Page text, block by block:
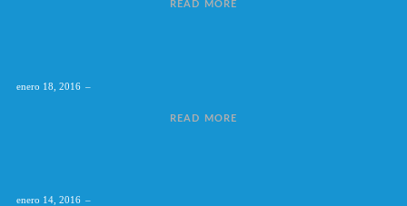
READ MORE
enero 18, 2016
READ MORE
enero 14, 2016